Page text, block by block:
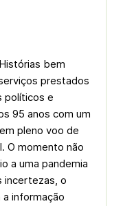
bem
prestados
políticos e
95 anos com um
pleno voo de
O momento não
a uma pandemia
incertezas, o
informação